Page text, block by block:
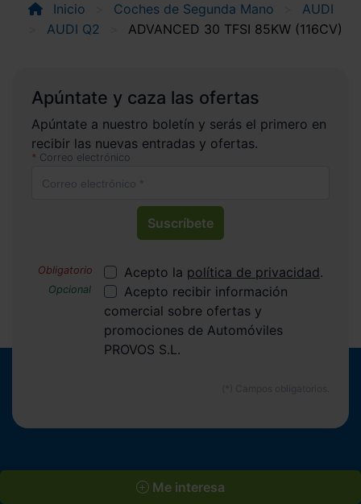
Me interesa
Inicio Coches de Segunda Mano
AUDI
AUDI Q2
ADVANCED 30 TFSI 85KW (116CV)
Apúntate y caza las ofertas
Apúntate a nuestro boletín y serás el primero en
recibir las nuevas entradas y ofertas.
Correo electrónico
Suscríbete
Acepto la política de privacidad.
Acepto recibir información
comercial sobre ofertas y
promociones de Automóviles
PROVOS S.L.
ENLACES INTERESANTES